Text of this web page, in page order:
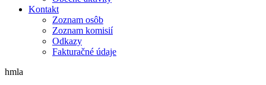
Kontakt
Zoznam osôb
Zoznam komisií
Odkazy
Fakturačné údaje
hmla